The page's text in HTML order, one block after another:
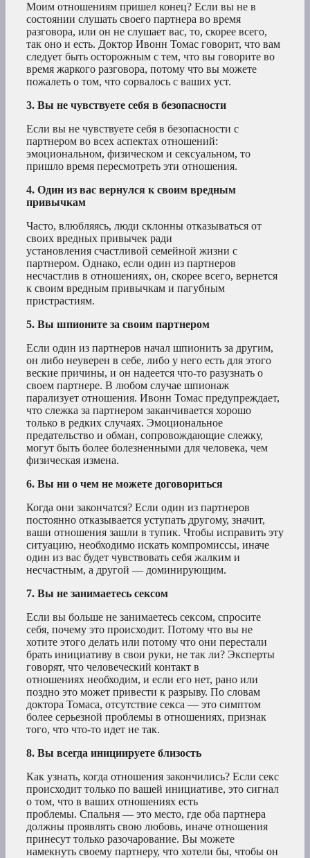
Моим отношениям пришел конец? Если вы не в
состоянии слушать своего партнера во время
разговора, или он не слушает вас, то, скорее всего,
так оно и есть. Доктор Ивонн Томас говорит, что вам
следует быть осторожным с тем, что вы говорите во
время жаркого разговора, потому что вы можете
пожалеть о том, что сорвалось с ваших уст.
3. Вы не чувствуете себя в безопасности
Если вы не чувствуете себя в безопасности с
партнером во всех аспектах отношений:
эмоциональном, физическом и сексуальном, то
пришло время пересмотреть эти отношения.
4. Один из вас вернулся к своим вредным
привычкам
Часто, влюбляясь, люди склонны отказываться от
своих вредных привычек ради
установления счастливой семейной жизни с
партнером. Однако, если один из партнеров
несчастлив в отношениях, он, скорее всего, вернется
к своим вредным привычкам и пагубным
пристрастиям.
5. Вы шпионите за своим партнером
Если один из партнеров начал шпионить за другим,
он либо неуверен в себе, либо у него есть для этого
веские причины, и он надеется что-то разузнать о
своем партнере. В любом случае шпионаж
парализует отношения. Ивонн Томас предупреждает,
что слежка за партнером заканчивается хорошо
только в редких случаях. Эмоциональное
предательство и обман, сопровождающие слежку,
могут быть более болезненными для человека, чем
физическая измена.
6. Вы ни о чем не можете договориться
Когда они закончатся? Если один из партнеров
постоянно отказывается уступать другому, значит,
ваши отношения зашли в тупик. Чтобы исправить эту
ситуацию, необходимо искать компромиссы, иначе
один из вас будет чувствовать себя жалким и
несчастным, а другой — доминирующим.
7. Вы не занимаетесь сексом
Если вы больше не занимаетесь сексом, спросите
себя, почему это происходит. Потому что вы не
хотите этого делать или потому что они перестали
брать инициативу в свои руки, не так ли? Эксперты
говорят, что человеческий контакт в
отношениях необходим, и если его нет, рано или
поздно это может привести к разрыву. По словам
доктора Томаса, отсутствие секса — это симптом
более серьезной проблемы в отношениях, признак
того, что что-то идет не так.
8. Вы всегда инициируете близость
Как узнать, когда отношения закончились? Если секс
происходит только по вашей инициативе, это сигнал
о том, что в ваших отношениях есть
проблемы. Спальня — это место, где оба партнера
должны проявлять свою любовь, иначе отношения
принесут только разочарование. Вы можете
намекнуть своему партнеру, что хотели бы, чтобы он